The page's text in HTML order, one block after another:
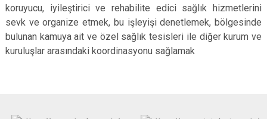
koruyucu, iyileştirici ve rehabilite edici sağlık hizmetlerini
sevk ve organize etmek, bu işleyişi denetlemek, bölgesinde
bulunan kamuya ait ve özel sağlık tesisleri ile diğer kurum ve
kuruluşlar arasındaki koordinasyonu sağlamak